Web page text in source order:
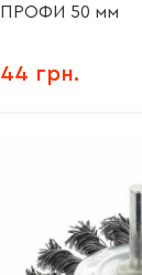
ПРОФИ 50 мм
44 грн.